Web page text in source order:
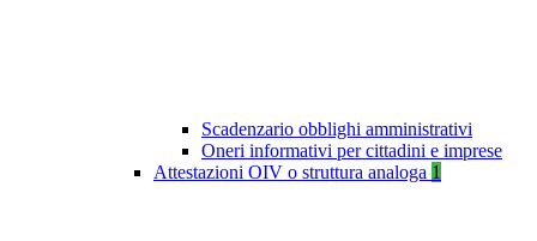
Scadenzario obblighi amministrativi
Oneri informativi per cittadini e imprese
Attestazioni OIV o struttura analoga 1